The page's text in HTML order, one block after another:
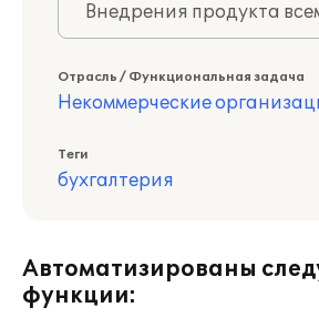
Внедрения продукта
Отрасль / Функциональная задача
Некоммерческие
Теги
бухгалтерия
Автоматизированы
функции: